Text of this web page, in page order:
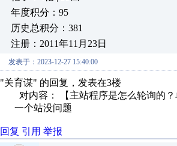
年度积分：95
历史总积分：381
注册：2011年11月23日
发表于：2023-12-27 15:40:00
"关育谋" 的回复，发表在3楼
对内容： 【主站程序是怎么轮询的？
一个站没问题
回复 引用 举报